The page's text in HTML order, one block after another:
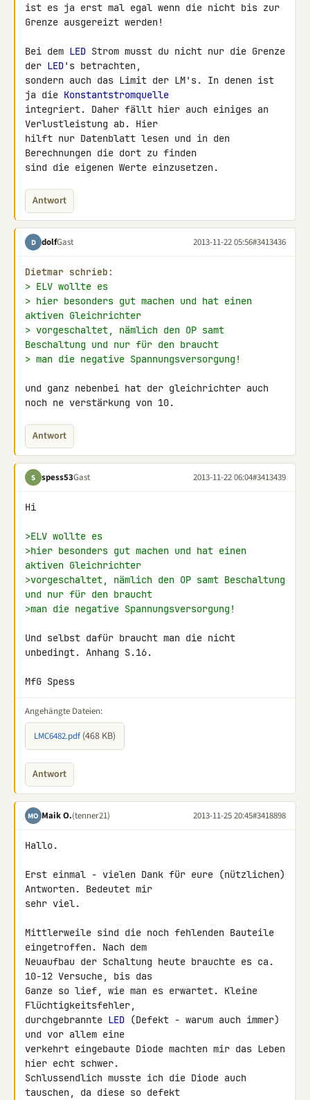
ist es ja erst mal egal wenn die nicht bis zur
Grenze ausgereizt werden!
Bei dem LED Strom musst du nicht nur die Grenze
der LED's betrachten,
sondern auch das Limit der LM's. In denen ist
ja die Konstantstromquelle
integriert. Daher fällt hier auch einiges an
Verlustleistung ab. Hier
hilft nur Datenblatt lesen und in den
Berechnungen die dort zu finden
sind die eigenen Werte einzusetzen.
Antwort
D dolfGast 2013-11-22 05:56#3413436
Dietmar schrieb:
> ELV wollte es
> hier besonders gut machen und hat einen
aktiven Gleichrichter
> vorgeschaltet, nämlich den OP samt
Beschaltung und nur für den braucht
> man die negative Spannungsversorgung!
und ganz nebenbei hat der gleichrichter auch
noch ne verstärkung von 10.
Antwort
S spess53Gast 2013-11-22 06:04#3413439
Hi
>ELV wollte es
>hier besonders gut machen und hat einen
aktiven Gleichrichter
>vorgeschaltet, nämlich den OP samt Beschaltung
und nur für den braucht
>man die negative Spannungsversorgung!
Und selbst dafür braucht man die nicht
unbedingt. Anhang S.16.
MfG Spess
Angehängte Dateien:
LMC6482.pdf (468 KB)
Antwort
MO Maik O.(tenner21) 2013-11-25 20:45#3418898
Hallo.
Erst einmal - vielen Dank für eure (nützlichen)
Antworten. Bedeutet mir
sehr viel.
Mittlerweile sind die noch fehlenden Bauteile
eingetroffen. Nach dem
Neuaufbau der Schaltung heute brauchte es ca.
10-12 Versuche, bis das
Ganze so lief, wie man es erwartet. Kleine
Flüchtigkeitsfehler,
durchgebrannte LED (Defekt - warum auch immer)
und vor allem eine
verkehrt eingebaute Diode machten mir das Leben
hier echt schwer.
Schlussendlich musste ich die Diode auch
tauschen, da diese so defekt